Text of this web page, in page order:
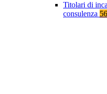
Titolari di
consulenza 56